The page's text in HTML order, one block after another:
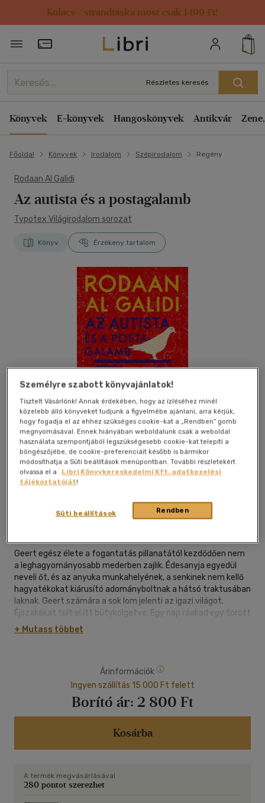
Kulacs / strandtáska most csak 1499 Ft!
Törzsvásárlói Kártya adatai
Részletes keresés
Könyvek E-könyvek Hangoskönyvek Antikvár
Főoldal Könyvek Irodalom Szépirodalom Regény
Rodaan Al Galidi
Az autista és a postagalamb
Typotex Világirodalom sorozat
Könyv Érzékeny tartalom
Kívánságlistához adom Megosztom
Typotex Kiadó|2020|magyar nyelvű|füles, kartonált
Geert egész élete a fogantatás pillanatától kezdődően nem
a leghagyományosabb mederben zajlik. Édesanyja egyedül
neveli őt, és az anyuka munkahelyének, a senkinek nem kellő
hagyatékokat kiárusító adományboltnak a hátsó traktusában
laknak. Geert számára a sok lom jelenti az igazi világot.
Éjszakákat tölt el itt bütykölgetve. Egy nap ráakad egy törött
Stradivari-hegedűre és mellette a hegedű hangját rögzítő
felvételre. A zene hatására a raktári kanapék faanyagát
Hegedűkészítőként meggazdagszik, és végre saját házat
vehet. Itt azonban egy újabb abszurd helyzettel szembesül.
Hiába próbál megszabadulni elődje postagalambjától, az
természetéből adódóan mindig visszatér hozzá. A galambnak
különös ismeretségeket és egészen groteszk kalandokat
köszönhet, hogy végül az olvasóval együtt belássa, a
+ Mutass többet
Árinformációk
Ingyen szállítás 15 000 Ft felett
Borító ár: 2 800 Ft
Kosárba
A termék megvásárlásával
280 pontot szerezhet
Személyre szabott könyvajánlatok!
Tisztelt Vásárlónk! Annak érdekében, hogy az ízléséhez minél
közelebb álló könyveket tudjunk a figyelmébe ajánlani, arra kérjük,
hogy fogadja el az ehhez szükséges cookie-kat a „Rendben” gomb
megnyomásával. Ennek hiányában weboldalunk csak a weboldal
használata szempontjából legszükségesebb cookie-kat telepíti a
böngészőjébe, de cookie-preferenciáit később is bármikor
módosíthatja a Süti beállítások menüpontban. További részletekért
olvassa el a
Libri Könyvkereskedelmi Kft. adatkezelési
tájékoztatóját!
Rendben
Süti beállítások